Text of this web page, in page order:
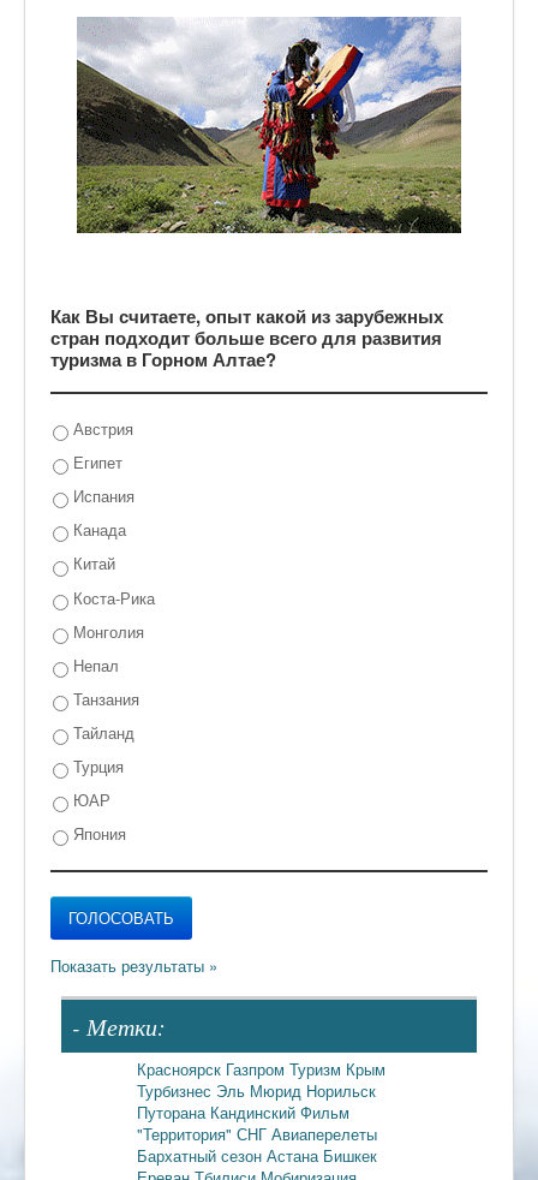
Как Вы считаете, опыт какой из зарубежных
стран подходит больше всего для развития
туризма в Горном Алтае?
Австрия
Египет
Испания
Канада
Китай
Коста-Рика
Монголия
Непал
Танзания
Тайланд
Турция
ЮАР
Япония
- Метки:
Красноярск Газпром Туризм Крым
Турбизнес Эль Мюрид Норильск
Путорана Кандинский Фильм
"Территория" СНГ Авиаперелеты
Бархатный сезон Астана Бишкек